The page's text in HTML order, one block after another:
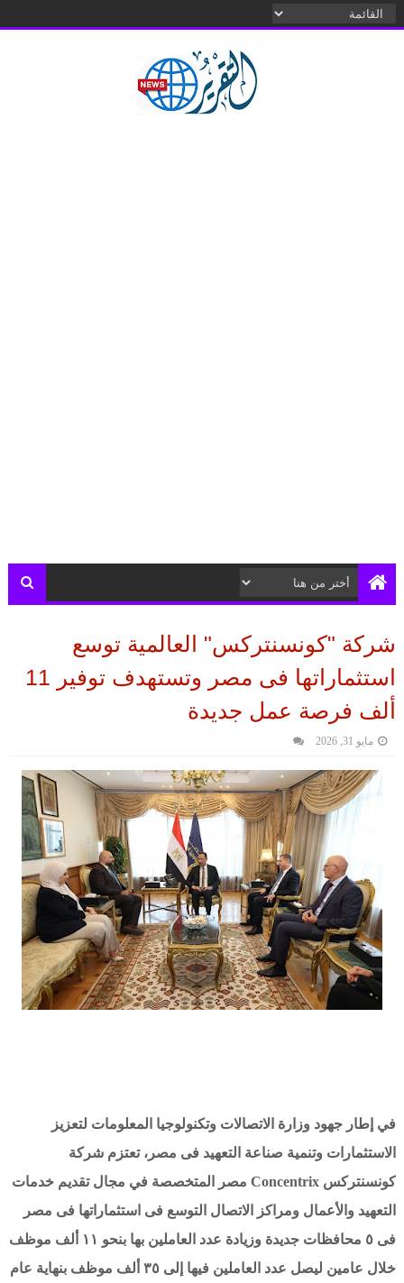
شركة "كونسنتركس" العالمية توسع
استثماراتها فى مصر وتستهدف توفير 11
ألف فرصة عمل جديدة
مايو 31, 2026
في إطار جهود وزارة الاتصالات وتكنولوجيا المعلومات لتعزيز
الاستثمارات وتنمية صناعة التعهيد فى مصر، تعتزم شركة
كونسنتركس Concentrix مصر المتخصصة في مجال تقديم خدمات
التعهيد والأعمال ومراكز الاتصال التوسع فى استثماراتها فى مصر
فى ٥ محافظات جديدة وزيادة عدد العاملين بها بنحو ١١ ألف موظف
خلال عامين ليصل عدد العاملين فيها إلى ٣٥ ألف موظف بنهاية عام